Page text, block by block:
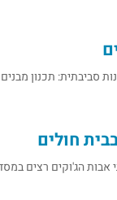
סביבתית: תכנון
חולים
אבות הג'וקים רצים